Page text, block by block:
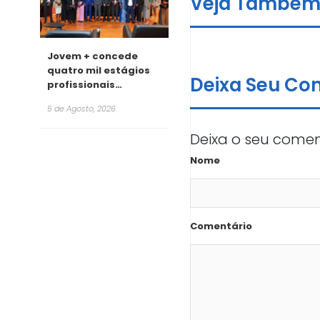
Jovem + concede
quatro mil estágios
profissionais
2026
5 de Agosto, 2026
Albergaria Filipe
Deixa Seu
Deixa o seu
Nome
Comentário